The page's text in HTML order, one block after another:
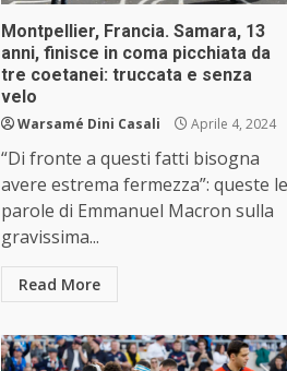
Montpellier, Francia. Samara, 13
anni, finisce in coma picchiata da
tre coetanei: truccata e senza
velo
Warsamé Dini Casali Aprile 4, 2024
“Di fronte a questi fatti bisogna
avere estrema fermezza”: queste le
parole di Emmanuel Macron sulla
gravissima...
Read More